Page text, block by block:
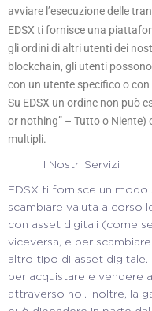
avviare l’esecuzione delle
EDSX ti fornisce una
gli ordini di altri utenti dei
blockchain, gli utenti
con un utente specifico o
Su EDSX un ordine non può
or nothing” – Tutto o
multipli.
I Nostri Servizi
EDSX ti fornisce un
scambiare valuta a corso
con asset digitali (come
viceversa, e per
altro tipo di asset digitale.
per acquistare e vendere
attraverso noi. Inoltre, la